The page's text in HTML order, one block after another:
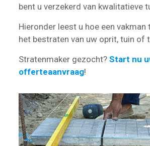
bent u verzekerd van kwalitatieve
Hieronder leest u hoe een vakman
het bestraten van uw oprit, tuin of
Stratenmaker gezocht? Start nu
offerteaanvraag!